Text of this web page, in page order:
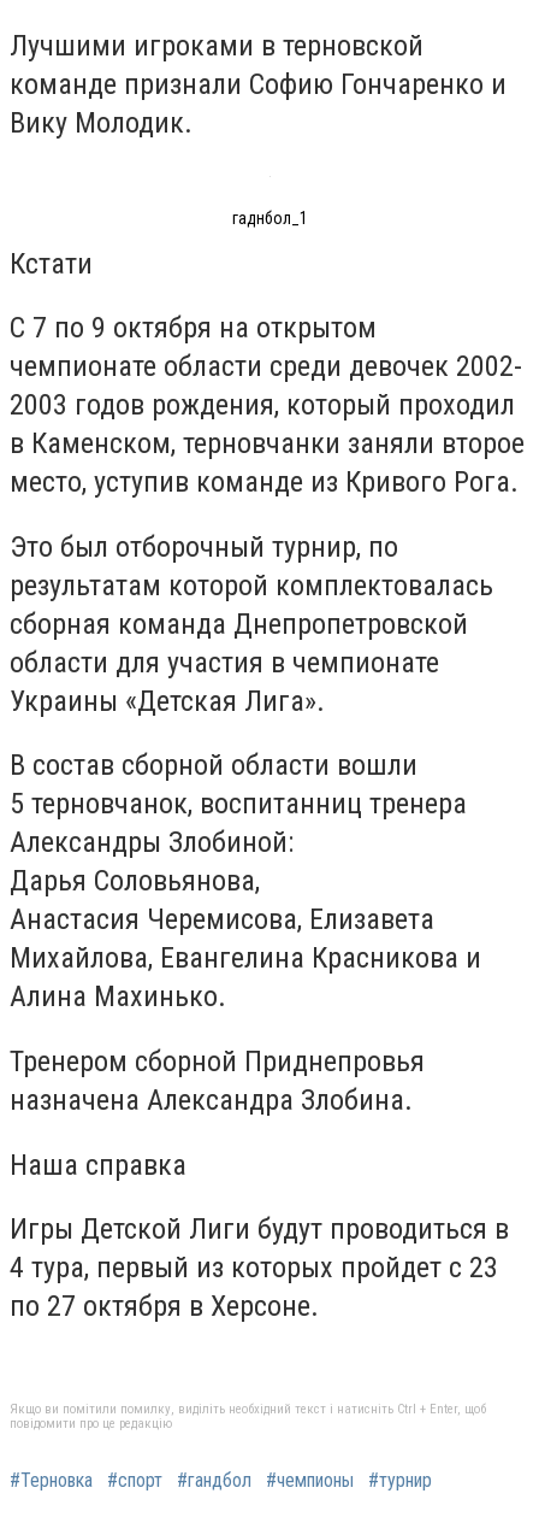
Лучшими игроками в терновской
команде признали Софию Гончаренко и
Вику Молодик.
гаднбол_1
Кстати
С 7 по 9 октября на открытом
чемпионате области среди девочек 2002-
2003 годов рождения, который проходил
в Каменском, терновчанки заняли второе
место, уступив команде из Кривого Рога.
Это был отборочный турнир, по
результатам которой комплектовалась
сборная команда Днепропетровской
области для участия в чемпионате
Украины «Детская Лига».
В состав сборной области вошли
5 терновчанок, воспитанниц тренера
Александры Злобиной:
Дарья Соловьянова,
Анастасия Черемисова, Елизавета
Михайлова, Евангелина Красникова и
Алина Махинько.
Тренером сборной Приднепровья
назначена Александра Злобина.
Наша справка
Игры Детской Лиги будут проводиться в
4 тура, первый из которых пройдет с 23
по 27 октября в Херсоне.
Якщо ви помітили помилку, виділіть необхідний текст і натисніть Ctrl + Enter, щоб
повідомити про це редакцію
#Терновка #спорт #гандбол #чемпионы #турнир